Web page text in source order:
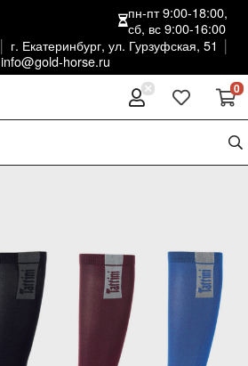
г. Екатеринбург, ул. Гурзуфская, 51
info@gold-horse.ru
пн-пт 9:00-18:00,
сб, вс 9:00-16:00
0